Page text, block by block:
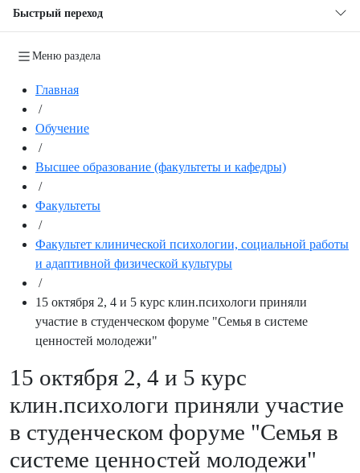
Быстрый переход
Меню раздела
Главная
/
Обучение
/
Высшее образование (факультеты и кафедры)
/
Факультеты
/
Факультет клинической психологии, социальной работы
и адаптивной физической культуры
/
15 октября 2, 4 и 5 курс клин.психологи приняли
участие в студенческом форуме "Семья в системе
ценностей молодежи"
15 октября 2, 4 и 5 курс
клин.психологи приняли участие
в студенческом форуме "Семья в
системе ценностей молодежи"